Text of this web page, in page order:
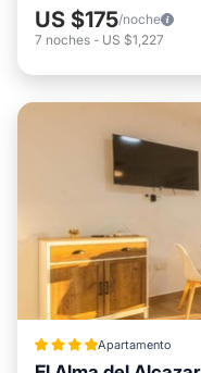
US $175/noche
7 noches - US $1,227
Apartamento